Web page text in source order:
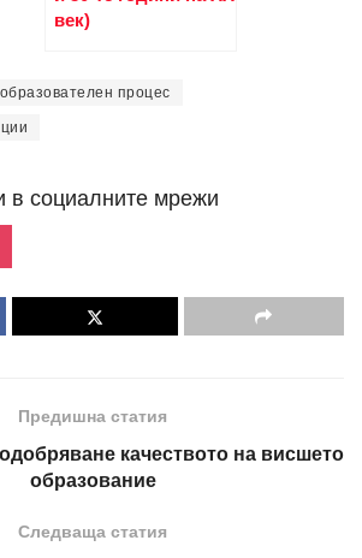
век)
процес
в социалните мрежи
Предишна статия
качеството на висшето
образование
Следваща статия